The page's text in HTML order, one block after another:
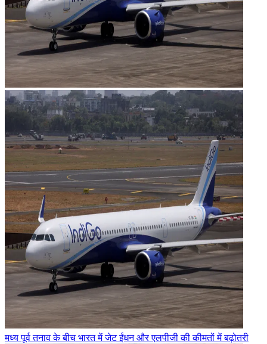
मध्य पूर्व तनाव के बीच भारत में जेट ईंधन और एलपीजी की कीमतों में बढ़ोतरी